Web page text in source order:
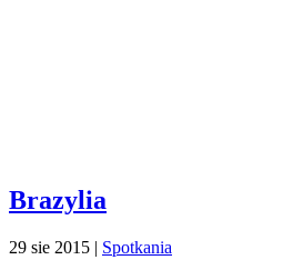
Brazylia
29 sie 2015 | Spotkania